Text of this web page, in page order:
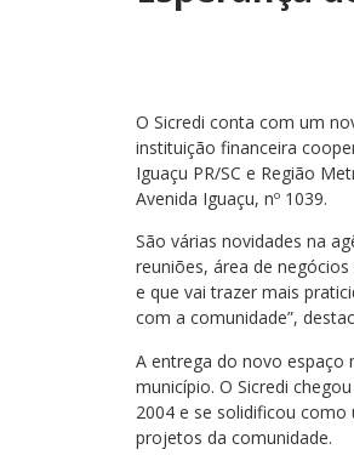
O Sicredi conta com um
instituição financeira
Iguaçu PR/SC e Região
Avenida Iguaçu, nº 1039.
São várias novidades na
reuniões, área de
e que vai trazer mais
com a comunidade”,
A entrega do novo espaço
município. O Sicredi
2004 e se solidificou como
projetos da comunidade.